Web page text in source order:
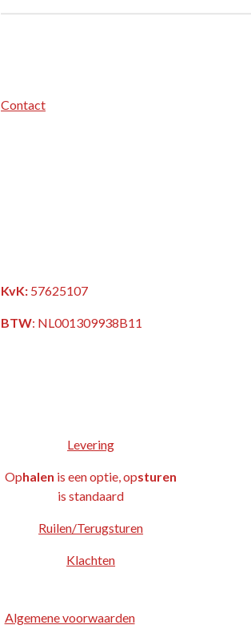
Contact
KvK: 57625107
BTW: NL001309938B11
Levering
Ophalen is een optie, opsturen
is standaard
Ruilen/Terugsturen
Klachten
Algemene voorwaarden